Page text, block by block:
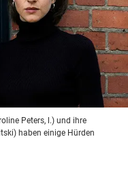
Peters, l.) und ihre
haben einige Hürden